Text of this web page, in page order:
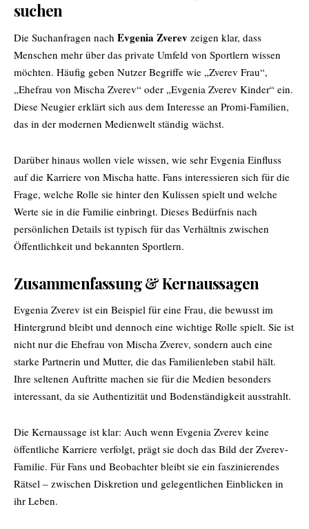
suchen
Die Suchanfragen nach Evgenia Zverev zeigen klar, dass
Menschen mehr über das private Umfeld von Sportlern wissen
möchten. Häufig geben Nutzer Begriffe wie „Zverev Frau“,
„Ehefrau von Mischa Zverev“ oder „Evgenia Zverev Kinder“ ein.
Diese Neugier erklärt sich aus dem Interesse an Promi-Familien,
das in der modernen Medienwelt ständig wächst.
Darüber hinaus wollen viele wissen, wie sehr Evgenia Einfluss
auf die Karriere von Mischa hatte. Fans interessieren sich für die
Frage, welche Rolle sie hinter den Kulissen spielt und welche
Werte sie in die Familie einbringt. Dieses Bedürfnis nach
persönlichen Details ist typisch für das Verhältnis zwischen
Öffentlichkeit und bekannten Sportlern.
Zusammenfassung & Kernaussagen
Evgenia Zverev ist ein Beispiel für eine Frau, die bewusst im
Hintergrund bleibt und dennoch eine wichtige Rolle spielt. Sie ist
nicht nur die Ehefrau von Mischa Zverev, sondern auch eine
starke Partnerin und Mutter, die das Familienleben stabil hält.
Ihre seltenen Auftritte machen sie für die Medien besonders
interessant, da sie Authentizität und Bodenständigkeit ausstrahlt.
Die Kernaussage ist klar: Auch wenn Evgenia Zverev keine
öffentliche Karriere verfolgt, prägt sie doch das Bild der Zverev-
Familie. Für Fans und Beobachter bleibt sie ein faszinierendes
Rätsel – zwischen Diskretion und gelegentlichen Einblicken in
ihr Leben.